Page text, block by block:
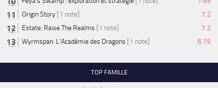
Origin Story [1 note]
7.2
Estate: Raise The Realms [1 note]
7.2
Wyrmspan: L'Académie des Dragons [1 note] 6.75
TOP FAMILLE